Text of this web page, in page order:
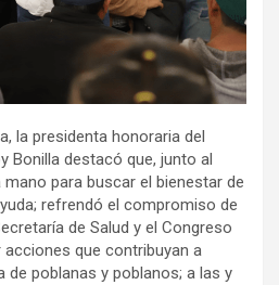
la presidenta honoraria del
Bonilla destacó que, junto al
para buscar el bienestar de
refrendó el compromiso de
de Salud y el Congreso
que contribuyan a
de poblanas y poblanos; a las y